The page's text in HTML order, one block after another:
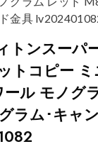
金具
トンスーパ
トコピー
ール モノグ
ラム･キャ